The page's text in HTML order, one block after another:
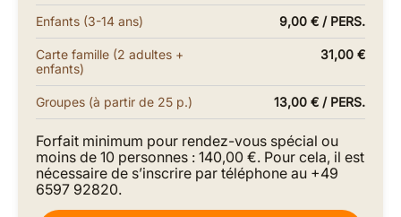
Enfants (3-14 ans) 9,00 € / PERS.
Carte famille (2 adultes +
enfants)
31,00 €
Groupes (à partir de 25 p.) 13,00 € / PERS.
Forfait minimum pour rendez-vous spécial ou
moins de 10 personnes : 140,00 €. Pour cela, il est
nécessaire de s’inscrire par téléphone au +49
6597 92820.